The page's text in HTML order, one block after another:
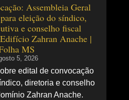
Assembleia Geral
eleição do síndico,
e conselho fiscal
Zahran Anache |
MS
5, 2026
edital de convocação
diretoria e conselho
Zahran Anache.